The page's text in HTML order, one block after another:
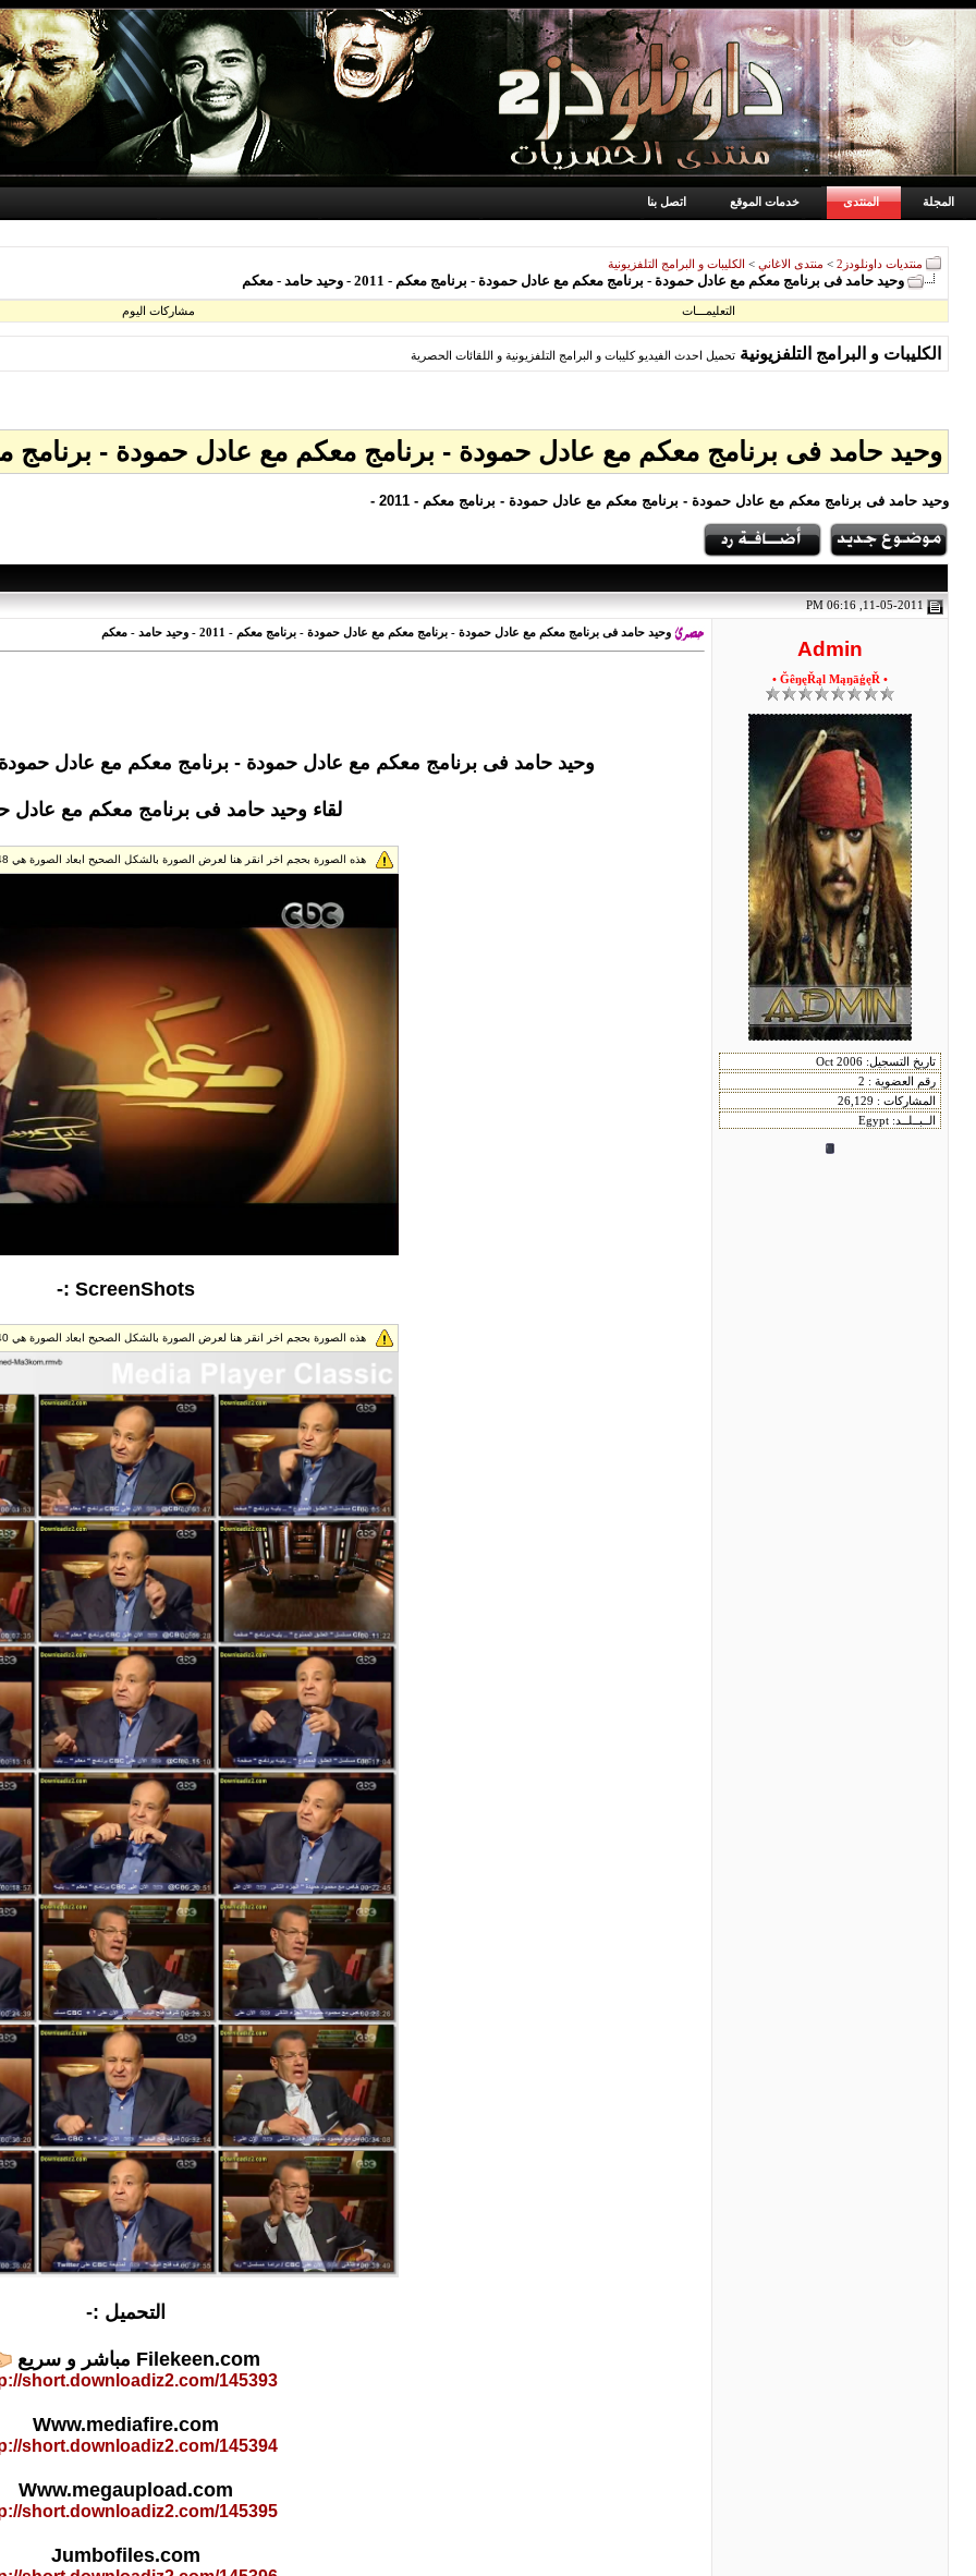
المجلة المنتدى خدمات الموقع اتصل بنا
منتديات داونلودز2 > منتدى الاغاني > الكليبات و البرامج التلفزيونية
وحيد حامد فى برنامج معكم مع عادل حمودة - برنامج معكم مع عادل حمودة - برنامج معكم - 2011 - وحيد حامد - معكم
التعليمـــات مشاركات اليوم
الكليبات و البرامج التلفزيونية تحميل احدث الفيديو كليبات و البرامج التلفزيونية و اللقائات الحصرية
وحيد حامد فى برنامج معكم مع عادل حمودة - برنامج معكم مع عادل حمودة - برنامج معكم - 2011 - وحيد
وحيد حامد فى برنامج معكم مع عادل حمودة - برنامج معكم مع عادل حمودة - برنامج معكم - 2011 -
Admin
• ĞêŋęŘąl MąŋāģęŘ •
وحيد حامد فى برنامج معكم مع عادل حمودة - برنامج معكم مع عادل حمودة - برنامج معكم - 2011 - وحيد حامد - معكم
وحيد حامد فى برنامج معكم مع عادل حمودة - برنامج معكم مع عادل حمودة - برنامج معكم -
لقاء وحيد حامد فى برنامج معكم مع عادل
هذه الصورة بحجم اخر انقر هنا لعرض الصورة بالشكل الصحيح ابعاد الصورة هي 640x448.
ScreenShots :-
هذه الصورة بحجم اخر انقر هنا لعرض الصورة بالشكل الصحيح ابعاد الصورة هي 1024x1740.
التحميل :-
Filekeen.com مباشر و سريع
short.downloadiz2.com/145393
Www.mediafire.com
short.downloadiz2.com/145394
Www.megaupload.com
short.downloadiz2.com/145395
Jumbofiles.com